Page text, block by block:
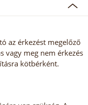
az érkezést megelőző
vagy meg nem érkezés
kötbérként.